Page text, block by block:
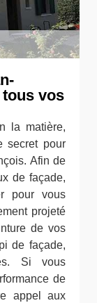
vos
la matière,
secret pour
Afin de
de façade,
pour vous
projeté
de vos
de façade,
Si vous
de
appel aux